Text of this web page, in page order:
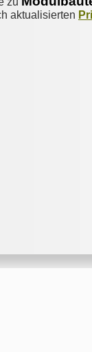
aktualisierten